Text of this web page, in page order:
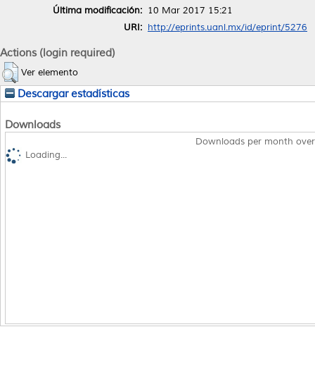
Última modificación: 10 Mar 2017 15:21
URI: http://eprints.uanl.mx/id/eprint/5276
Actions (login required)
Ver elemento
Descargar estadísticas
Downloads
Downloads per month
Loading...